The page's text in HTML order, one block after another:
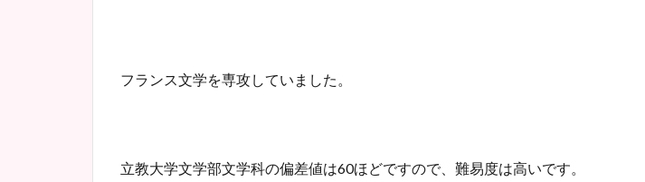
フランス文学を専攻していました。
立教大学文学部文学科の偏差値は60ほどですので、難易度は高いです。